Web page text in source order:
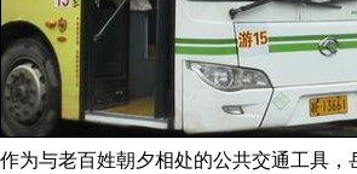
作为与老百姓朝夕相处的公共交通工具